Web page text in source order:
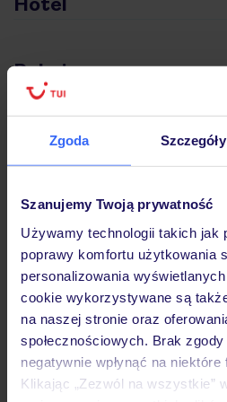
Zgoda Szczegóły
Szanujemy Twoją prywatność
Używamy technologii takich jak
poprawy komfortu użytkowania
personalizowania
cookie wykorzystywane są
na naszej stronie oraz
społecznościowych. Brak
negatywnie wpłynąć na niektóre
Klikając „Zezwól na wszystkie”
Pokoje
Atrakcje
Ważne informacje
Często zadawane
Jak zmienić uczestników/osobę
Czy w Hotelu będzie przedstawiciel
Na jakiej podstawie i gdzie
pokładowe/bilety lotnicze?